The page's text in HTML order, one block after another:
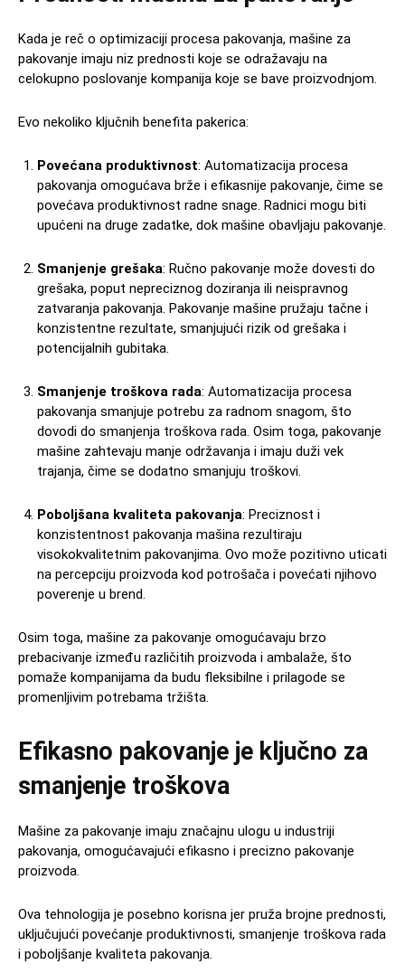
Kada je reč o optimizaciji procesa pakovanja, mašine za
pakovanje imaju niz prednosti koje se odražavaju na
celokupno poslovanje kompanija koje se bave proizvodnjom.
Evo nekoliko ključnih benefita pakerica:
Povećana produktivnost: Automatizacija procesa
pakovanja omogućava brže i efikasnije pakovanje, čime se
povećava produktivnost radne snage. Radnici mogu biti
upućeni na druge zadatke, dok mašine obavljaju pakovanje.
Smanjenje grešaka: Ručno pakovanje može dovesti do
grešaka, poput nepreciznog doziranja ili neispravnog
zatvaranja pakovanja. Pakovanje mašine pružaju tačne i
konzistentne rezultate, smanjujući rizik od grešaka i
potencijalnih gubitaka.
Smanjenje troškova rada: Automatizacija procesa
pakovanja smanjuje potrebu za radnom snagom, što
dovodi do smanjenja troškova rada. Osim toga, pakovanje
mašine zahtevaju manje održavanja i imaju duži vek
trajanja, čime se dodatno smanjuju troškovi.
Poboljšana kvaliteta pakovanja: Preciznost i
konzistentnost pakovanja mašina rezultiraju
visokokvalitetnim pakovanjima. Ovo može pozitivno uticati
na percepciju proizvoda kod potrošača i povećati njihovo
poverenje u brend.
Osim toga, mašine za pakovanje omogućavaju brzo
prebacivanje između različitih proizvoda i ambalaže, što
pomaže kompanijama da budu fleksibilne i prilagode se
promenljivim potrebama tržišta.
Efikasno pakovanje je ključno za
smanjenje troškova
Mašine za pakovanje imaju značajnu ulogu u industriji
pakovanja, omogućavajući efikasno i precizno pakovanje
proizvoda.
Ova tehnologija je posebno korisna jer pruža brojne prednosti,
uključujući povećanje produktivnosti, smanjenje troškova rada
i poboljšanje kvaliteta pakovanja.